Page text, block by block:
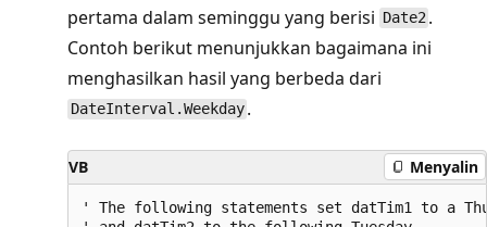
pertama dalam seminggu yang berisi Date2 .
Contoh berikut menunjukkan bagaimana ini
menghasilkan hasil yang berbeda dari
DateInterval.Weekday .
VB Menyalin
' The following statements set datTim1 to a